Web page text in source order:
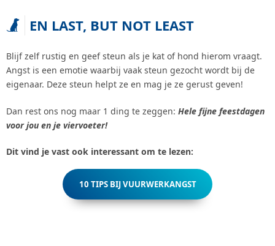
EN LAST, BUT NOT LEAST
Blijf zelf rustig en geef steun als je kat of hond hierom vraagt.
Angst is een emotie waarbij vaak steun gezocht wordt bij de
eigenaar. Deze steun helpt ze en mag je ze gerust geven!
Dan rest ons nog maar 1 ding te zeggen: Hele fijne feestdagen
voor jou en je viervoeter!
Dit vind je vast ook interessant om te lezen:
10 TIPS BIJ VUURWERKANGST